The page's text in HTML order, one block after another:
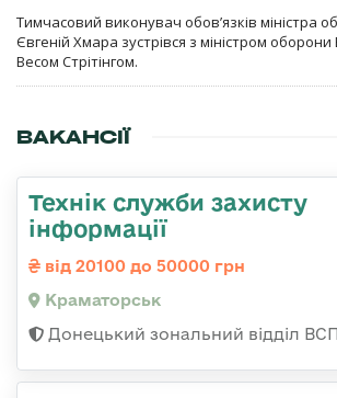
Тимчасовий виконувач обов’язків міністра
Євгеній Хмара зустрівся з міністром оборони
Весом Стрітінгом.
ВАКАНСІЇ
Технік служби захисту
інформації
від 20100 до 50000 грн
Краматорськ
Донецький зональний відділ ВСП